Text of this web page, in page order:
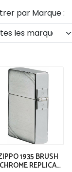
par Marque :
1935 BRUSH
CHROME REPLICA